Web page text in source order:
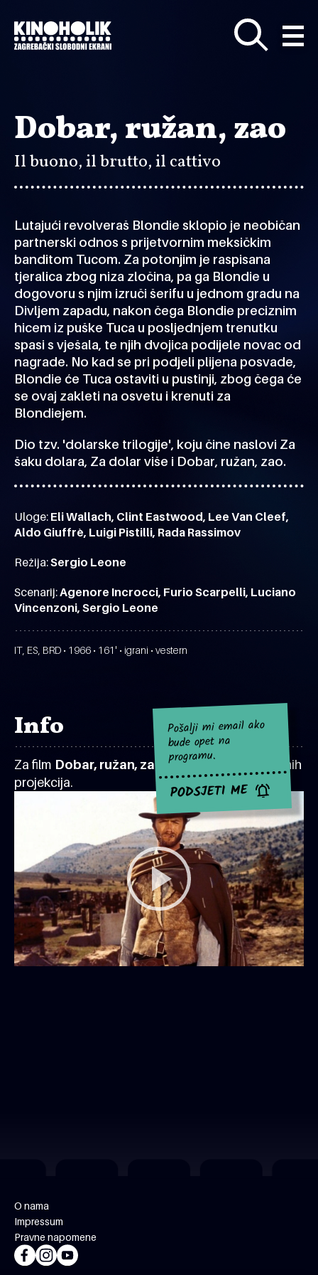
glavni
sadržaj
Dobar, ružan, zao
Il buono, il brutto, il cattivo
Lutajući revolveraš Blondie sklopio je neobičan
partnerski odnos s prijetvornim meksičkim
banditom Tucom. Za potonjim je raspisana
tjeralica zbog niza zločina, pa ga Blondie u
dogovoru s njim izruči šerifu u jednom gradu na
Divljem zapadu, nakon čega Blondie preciznim
hicem iz puške Tuca u posljednjem trenutku
spasi s vješala, te njih dvojica podijele novac od
nagrade. No kad se pri podjeli plijena posvade,
Blondie će Tuca ostaviti u pustinji, zbog čega će
se ovaj zakleti na osvetu i krenuti za
Blondiejem.
Dio tzv. 'dolarske trilogije', koju čine naslovi Za
šaku dolara, Za dolar više i Dobar, ružan, zao.
Uloge: Eli Wallach, Clint Eastwood, Lee Van Cleef,
Aldo Giuffrè, Luigi Pistilli, Rada Rassimov
Režija:Sergio Leone
Scenarij:Agenore Incrocci, Furio Scarpelli, Luciano
Vincenzoni, Sergio Leone
IT, ES, BRD • 1966 • 161' • igrani • vestern
Info
Za film Dobar, ružan, zao
za sad nema najavljenih
projekcija.
Pošalji mi email ako
bude opet na
programu.
PODSJETI ME
O nama
Impressum
Pravne napomene